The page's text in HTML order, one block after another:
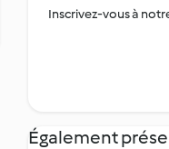
Inscrivez-vous à
Également